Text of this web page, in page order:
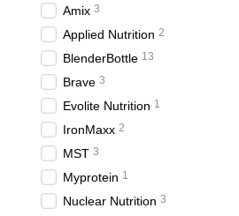
Amix 3
Applied Nutrition 2
BlenderBottle 13
Brave 3
Evolite Nutrition 1
IronMaxx 2
MST 3
Myprotein 1
Nuclear Nutrition 3